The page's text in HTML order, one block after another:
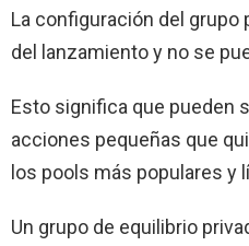
La configuración del
del lanzamiento y no se
Esto significa que pueden
acciones pequeñas que
los pools más populares y
Un grupo de equilibrio